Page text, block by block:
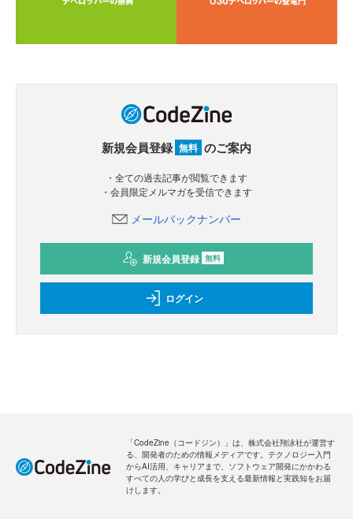
新規会員登録 無料 のご案内
・全ての過去記事が閲覧できます
・会員限定メルマガを受信できます
メールバックナンバー
新規会員登録 無料
ログイン
「CodeZine（コードジン）」は、株式会社翔泳社が運営す
る、開発者のための情報メディアです。テクノロジー入門
からAI活用、キャリアまで、ソフトウェア開発にかかわる
すべての人の学びと成長を支える最新情報と実践知をお届
けします。